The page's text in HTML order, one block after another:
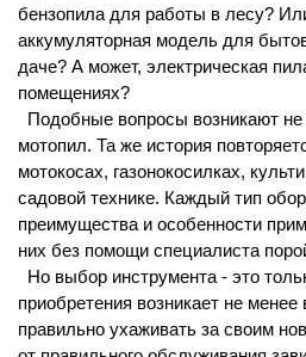
бензопила для работы в лесу?
аккумуляторная модель для
даче? А может, электрическая
помещениях?
Подобные вопросы возникают
мотопил. Та же история
мотокосах, газонокосилках,
садовой технике. Каждый тип
преимущества и особенности
них без помощи специалиста
Но выбор инструмента - это
приобретения возникает не
правильно ухаживать за своим